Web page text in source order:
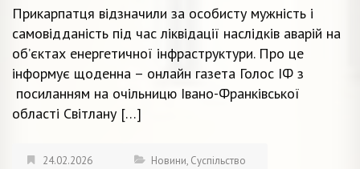
Прикарпатця відзначили за особисту мужність і
самовідданість під час ліквідації наслідків аварій на
об’єктах енергетичної інфраструктури. Про це
інформує щоденна – онлайн газета Голос ІФ з
посиланням на очільницю Івано-Франківської
області Світлану […]
24.02.2026 Новини, Суспільство